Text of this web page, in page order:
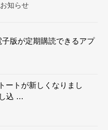
知らせ
版が定期購読できるアプ
ートが新しくなりまし
込 …